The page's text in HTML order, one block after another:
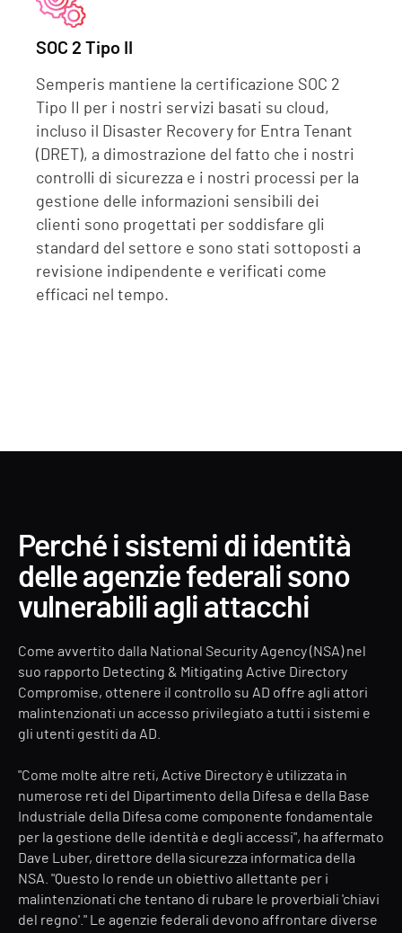
SOC 2 Tipo II
Semperis mantiene la certificazione SOC 2
Tipo II per i nostri servizi basati su cloud,
incluso il Disaster Recovery for Entra Tenant
(DRET), a dimostrazione del fatto che i nostri
controlli di sicurezza e i nostri processi per la
gestione delle informazioni sensibili dei
clienti sono progettati per soddisfare gli
standard del settore e sono stati sottoposti a
revisione indipendente e verificati come
efficaci nel tempo.
Perché i sistemi di identità
delle agenzie federali sono
vulnerabili agli attacchi
Come avvertito dalla National Security Agency (NSA) nel
suo rapporto Detecting & Mitigating Active Directory
Compromise, ottenere il controllo su AD offre agli attori
malintenzionati un accesso privilegiato a tutti i sistemi e
gli utenti gestiti da AD.
"Come molte altre reti, Active Directory è utilizzata in
numerose reti del Dipartimento della Difesa e della Base
Industriale della Difesa come componente fondamentale
per la gestione delle identità e degli accessi", ha affermato
Dave Luber, direttore della sicurezza informatica della
NSA. "Questo lo rende un obiettivo allettante per i
malintenzionati che tentano di rubare le proverbiali 'chiavi
del regno'." Le agenzie federali devono affrontare diverse